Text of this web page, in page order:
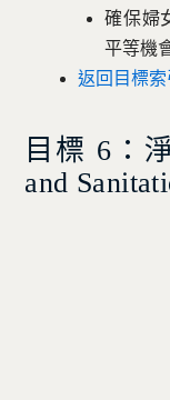
確保婦
平等機
返回目標索
目標 6：
and